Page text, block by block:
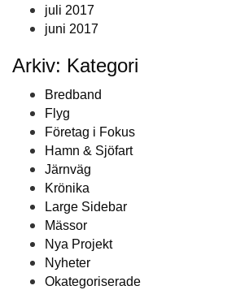
juli 2017
juni 2017
Arkiv: Kategori
Bredband
Flyg
Företag i Fokus
Hamn & Sjöfart
Järnväg
Krönika
Large Sidebar
Mässor
Nya Projekt
Nyheter
Okategoriserade